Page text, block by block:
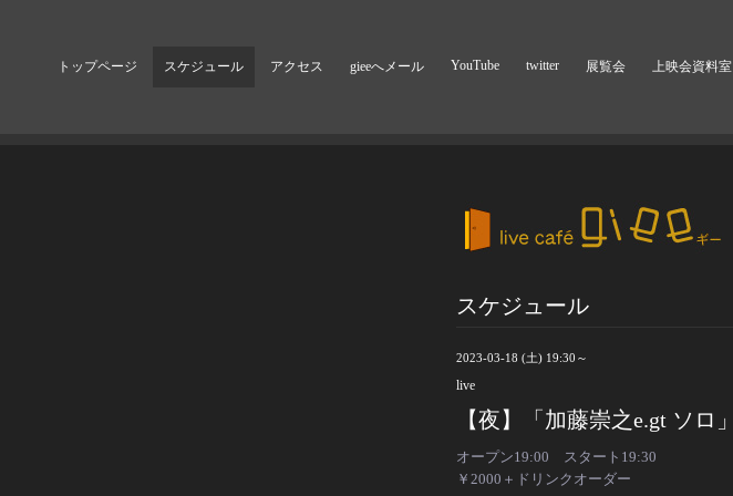
トップページ スケジュール アクセス gieeへメール YouTube twitter 展覧会 上映会資料室
スケジュール
2023-03-18 (土) 19:30～
live
【夜】「加藤崇之e.gt ソロ」
オープン19:00 スタート19:30
￥2000＋ドリンクオーダー